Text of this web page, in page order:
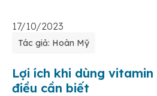
Thuận Mỹ
17/10/2023
Tác giả: Hoàn Mỹ
Lợi ích khi dùng
điều cần biết